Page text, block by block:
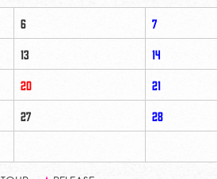
6 7
13 14
20 21
27 28